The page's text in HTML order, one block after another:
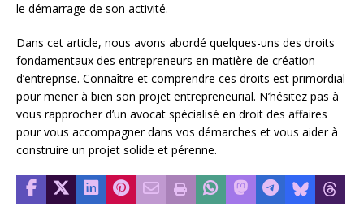
le démarrage de son activité.
Dans cet article, nous avons abordé quelques-uns des droits
fondamentaux des entrepreneurs en matière de création
d’entreprise. Connaître et comprendre ces droits est primordial
pour mener à bien son projet entrepreneurial. N’hésitez pas à
vous rapprocher d’un avocat spécialisé en droit des affaires
pour vous accompagner dans vos démarches et vous aider à
construire un projet solide et pérenne.